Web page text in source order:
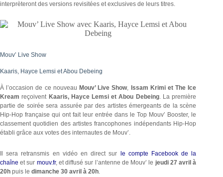
interprèteront des versions revisitées et exclusives de leurs titres.
Mouv’ Live Show
Kaaris, Hayce Lemsi et Abou Debeing
À l’occasion de ce nouveau Mouv’ Live Show, Issam Krimi et The Ice
Kream reçoivent Kaaris, Hayce Lemsi et Abou Debeing. La première
partie de soirée sera assurée par des artistes émergeants de la scène
Hip-Hop française qui ont fait leur entrée dans le Top Mouv’ Booster, le
classement quotidien des artistes francophones indépendants Hip-Hop
établi grâce aux votes des internautes de Mouv’.
Il sera retransmis en vidéo en direct sur le compte Facebook de la
chaîne et sur mouv.fr, et diffusé sur l’antenne de Mouv’ le jeudi 27 avril à
20h puis le dimanche 30 avril à 20h